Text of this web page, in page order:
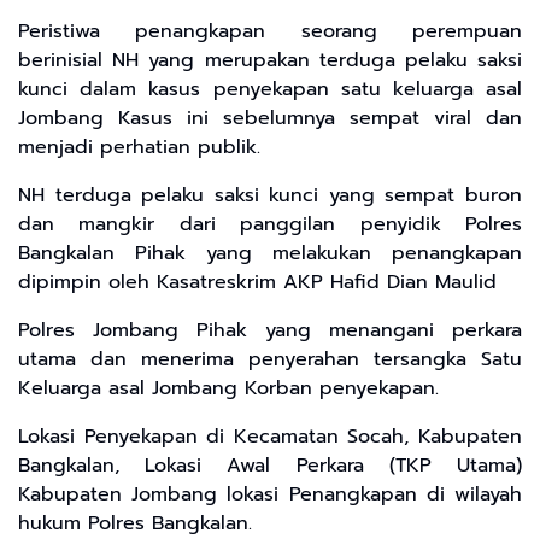
​Peristiwa penangkapan seorang perempuan
berinisial NH yang merupakan terduga pelaku saksi
kunci dalam kasus penyekapan satu keluarga asal
Jombang Kasus ini sebelumnya sempat viral dan
menjadi perhatian publik.
​NH terduga pelaku saksi kunci yang sempat buron
dan mangkir dari panggilan penyidik ​Polres
Bangkalan Pihak yang melakukan penangkapan
dipimpin oleh Kasatreskrim AKP Hafid Dian Maulid
​Polres Jombang Pihak yang menangani perkara
utama dan menerima penyerahan tersangka ​Satu
Keluarga asal Jombang Korban penyekapan.
​Lokasi Penyekapan di Kecamatan Socah, Kabupaten
Bangkalan, ​Lokasi Awal Perkara (TKP Utama)
Kabupaten Jombang ​lokasi Penangkapan di wilayah
hukum Polres Bangkalan.